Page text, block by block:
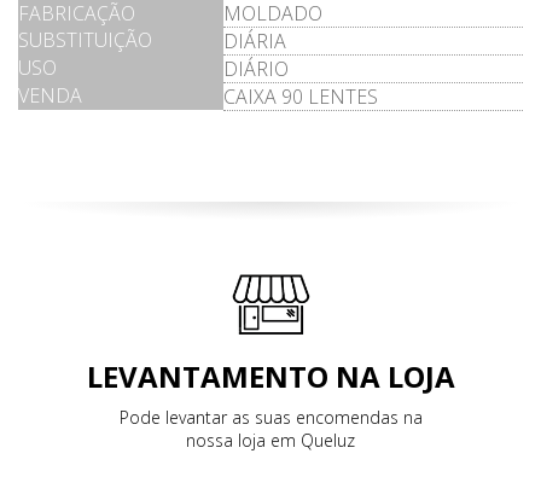
FABRICAÇÃO
MOLDADO
SUBSTITUIÇÃO
DIÁRIA
USO
DIÁRIO
VENDA
CAIXA 90 LENTES
LEVANTAMENTO NA LOJA
Pode levantar as suas encomendas na
nossa loja em Queluz